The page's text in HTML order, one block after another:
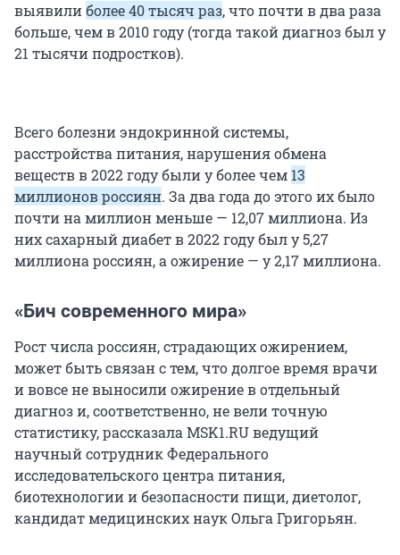
выявилиболее 40 тысяч раз, что почти в два раза
больше, чем в 2010 году (тогда такой диагноз был у
21 тысячи подростков).
Всего болезни эндокринной системы,
расстройства питания, нарушения обмена
веществ в 2022 году были у более чем 13
миллионов россиян. За два года до этого их было
почти на миллион меньше — 12,07 миллиона. Из
них сахарный диабет в 2022 году был у 5,27
миллиона россиян, а ожирение — у 2,17 миллиона.
«Бич современного мира»
Рост числа россиян, страдающих ожирением,
может быть связан с тем, что долгое время врачи
и вовсе не выносили ожирение в отдельный
диагноз и, соответственно, не вели точную
статистику, рассказала MSK1.RU ведущий
научный сотрудник Федерального
исследовательского центра питания,
биотехнологии и безопасности пищи, диетолог,
кандидат медицинских наук Ольга Григорьян.